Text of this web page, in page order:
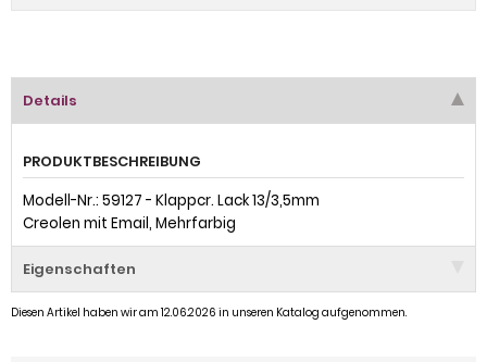
Details
PRODUKTBESCHREIBUNG
Modell-Nr.: 59127 - Klappcr. Lack 13/3,5mm
Creolen mit Email, Mehrfarbig
Eigenschaften
Diesen Artikel haben wir am 12.06.2026 in unseren Katalog aufgenommen.